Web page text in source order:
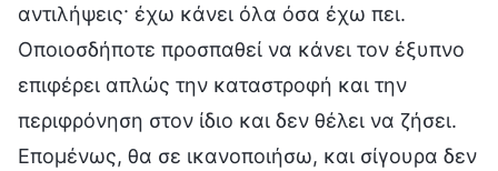
αντιλήψεις· έχω κάνει όλα όσα έχω πει.
Οποιοσδήποτε προσπαθεί να κάνει τον έξυπνο
επιφέρει απλώς την καταστροφή και την
περιφρόνηση στον ίδιο και δεν θέλει να ζήσει.
Επομένως, θα σε ικανοποιήσω, και σίγουρα δεν